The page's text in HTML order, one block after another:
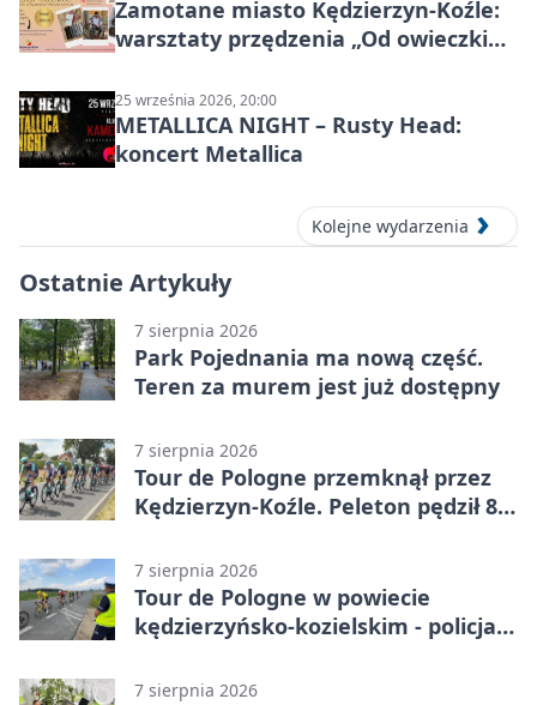
Zamotane miasto Kędzierzyn-Koźle:
warsztaty przędzenia „Od owieczki
25 września 2026, 20:00
METALLICA NIGHT – Rusty Head:
koncert Metallica
Kolejne wydarzenia
Ostatnie Artykuły
7 sierpnia 2026
Park Pojednania ma nową część.
Teren za murem jest już dostępny
7 sierpnia 2026
Tour de Pologne przemknął przez
Kędzierzyn-Koźle. Peleton pędził 80
7 sierpnia 2026
Tour de Pologne w powiecie
kędzierzyńsko-kozielskim - policja
7 sierpnia 2026